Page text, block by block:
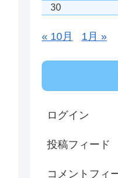
30
« 10月 1月 »
ログイン
投稿フィード
コメントフィ